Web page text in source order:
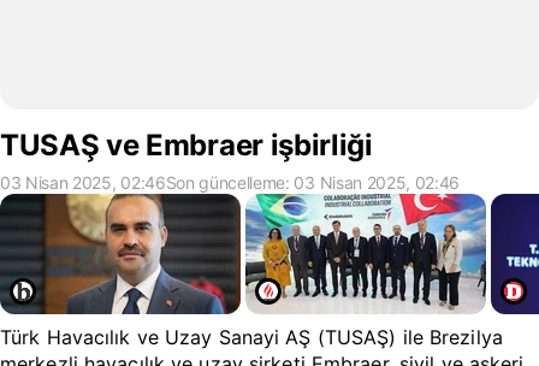
TUSAŞ ve Embraer işbirliği
03 Nisan 2025, 02:46Son güncelleme: 03 Nisan 2025, 02:46
Türk Havacılık ve Uzay Sanayi AŞ (TUSAŞ) ile Brezilya